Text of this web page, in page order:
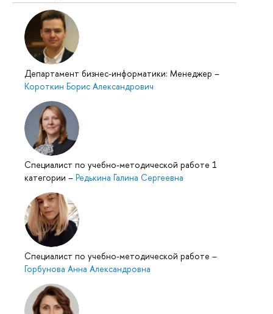
Департамент бизнес-информатики: Менеджер –
Короткин Борис Александрович
Специалист по учебно-методической работе 1
категории – Редькина Галина Сергеевна
Специалист по учебно-методической работе –
Горбунова Анна Александровна